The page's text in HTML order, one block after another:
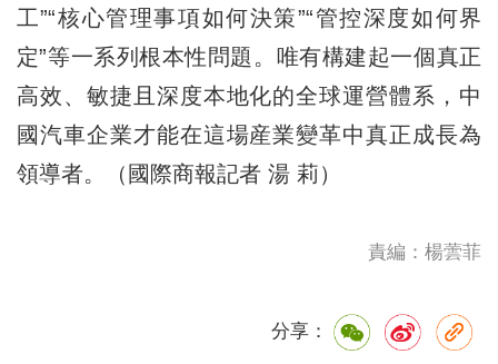
工”“核心管理事項如何決策”“管控深度如何界
定”等一系列根本性問題。唯有構建起一個真正
高效、敏捷且深度本地化的全球運營體系，中
國汽車企業才能在這場産業變革中真正成長為
領導者。（國際商報記者 湯 莉）
責編：楊蕓菲
分享：